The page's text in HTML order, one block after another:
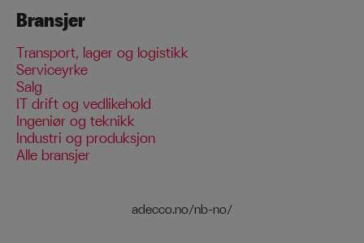
Bransjer
Transport, lager og logistikk
Serviceyrke
Salg
IT drift og vedlikehold
Ingeniør og teknikk
Industri og produksjon
Alle bransjer
adecco.no/nb-no/